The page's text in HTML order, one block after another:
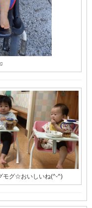
モグ☆おいしいね(^-^)